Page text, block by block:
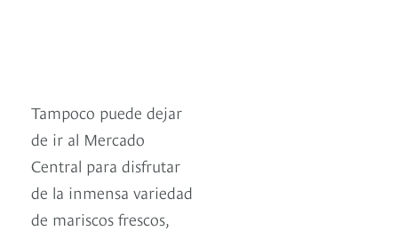
Tampoco puede dejar
de ir al Mercado
Central para disfrutar
de la inmensa variedad
de mariscos frescos,